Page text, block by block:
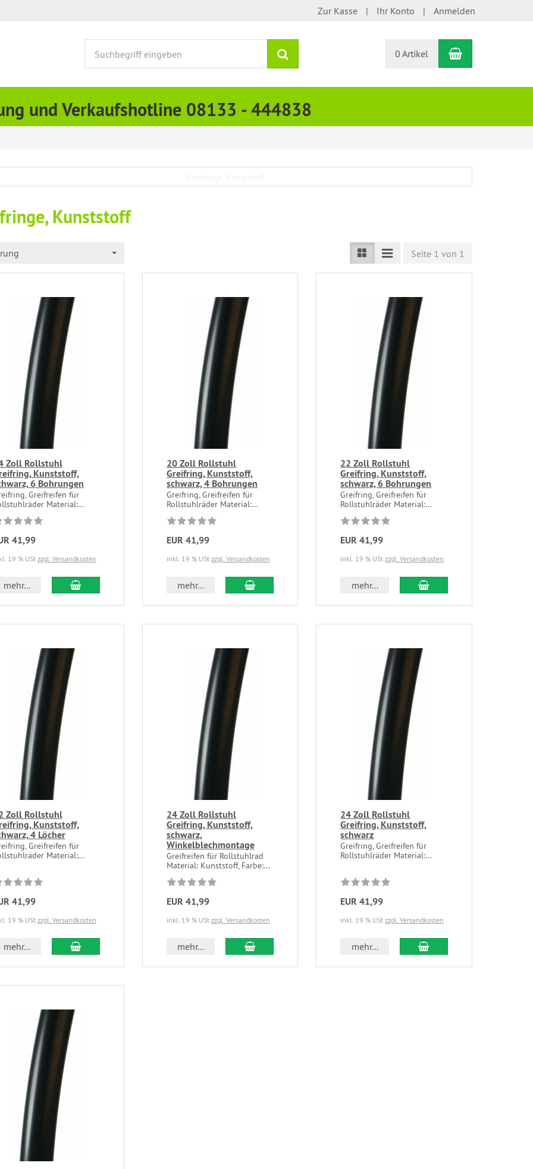
Zur Kasse Ihr Konto Anmelden
0 Artikel Warenkorb
und Verkaufshotline 08133 - 444838
Kunststoff
Seite 1 von 1
Zoll Rollstuhl
Kunststoff,
6 Bohrungen
Greifreifen für
Material:...
41,99
19 % USt zzgl. Versandkosten
mehr...
20 Zoll Rollstuhl
Greifring, Kunststoff,
schwarz, 4 Bohrungen
Greifring, Greifreifen für
Rollstuhlräder Material:...
EUR 41,99
inkl. 19 % USt zzgl. Versandkosten
mehr...
22 Zoll Rollstuhl
Greifring, Kunststoff,
schwarz, 6 Bohrungen
Greifring, Greifreifen für
Rollstuhlräder Material:...
EUR 41,99
inkl. 19 % UStzzgl. Versandkosten
mehr...
Zoll Rollstuhl
Kunststoff,
4 Löcher
Greifreifen für
Material:...
41,99
19 % USt zzgl. Versandkosten
mehr...
24 Zoll Rollstuhl
Greifring, Kunststoff,
schwarz,
Winkelblechmontage
Greifreifen für Rollstuhlrad
Material: Kunststoff, Farbe:...
EUR 41,99
inkl. 19 % USt zzgl. Versandkosten
mehr...
24 Zoll Rollstuhl
Greifring, Kunststoff,
schwarz
Greifring, Greifreifen für
Rollstuhlräder Material:...
EUR 41,99
inkl. 19 % UStzzgl. Versandkosten
mehr...